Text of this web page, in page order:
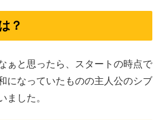
？
ぁと思ったら、スタートの時点で
になっていたものの主人公のシブ
ました。